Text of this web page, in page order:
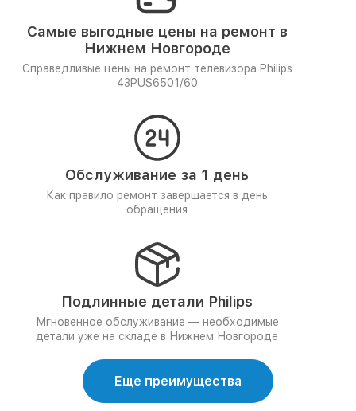
Самые выгодные цены на ремонт в
Нижнем Новгороде
Справедливые цены на ремонт телевизора Philips
43PUS6501/60
Обслуживание за 1 день
Как правило ремонт завершается в день
обращения
Подлинные детали Philips
Мгновенное обслуживание — необходимые
детали уже на складе в Нижнем Новгороде
Еще преимущества